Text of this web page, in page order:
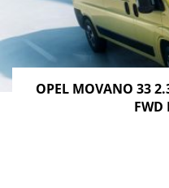
OPEL MOVANO 33
FWD